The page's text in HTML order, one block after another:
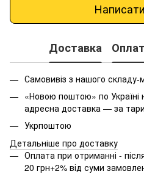
Доставка
Самовивіз з нашого
«Новою поштою» по Україні
адресна доставка — за
Укрпоштою
Детальніше про доставку
Оплата при отриманні -
20 грн+2% від суми